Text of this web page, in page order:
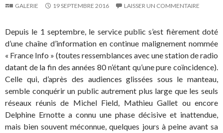
GALERIE 19 SEPTEMBRE 2016 LAISSER UN COMMENTAIRE
Depuis le 1 septembre, le service public s’est fièrement doté
d’une chaîne d’information en continue malignement nommée
« France Info » (toutes ressemblances avec une station de radio
datant de la fin des années 80 n’étant qu’une pure coïncidence).
Celle qui, d’après des audiences glissées sous le manteau,
semble conquérir un public autrement plus large que les seuls
réseaux réunis de Michel Field, Mathieu Gallet ou encore
Delphine Ernotte a connu une phase décisive et inattendue,
mais bien souvent méconnue, quelques jours à peine avant sa